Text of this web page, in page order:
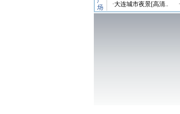
·大连城市夜景[高清..